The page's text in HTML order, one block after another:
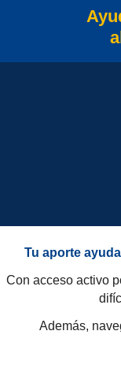
Tu aporte
Con acceso activo
Además,